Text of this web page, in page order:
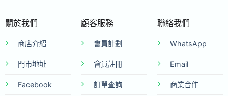
關於我們
商店介紹
門市地址
Facebook
顧客服務
會員計劃
會員註冊
訂單查詢
聯絡我們
WhatsApp
Email
商業合作